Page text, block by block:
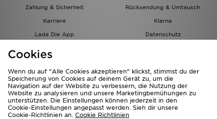
Zahlung & Sicherheit
Rücksendung & Umtausch
Karriere
Klarna
Lade Die App
Datenschutz
Cookies
Wenn du auf "Alle Cookies akzeptieren" klickst, stimmst du der
Speicherung von Cookies auf deinem Gerät zu, um die
Navigation auf der Website zu verbessern, die Nutzung der
Website zu analysieren und unsere Marketingbemühungen zu
unterstützen. Die Einstellungen können jederzeit in den
Cookie-Einstellungen angepasst werden. Sieh dir unsere
Cookie-Richtlinien an. Cookie Richtlinien